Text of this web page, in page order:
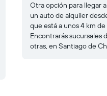
Otra opción para llegar
un auto de alquiler
que está a unos 4 km
Encontrarás sucursales
otras, en Santiago de